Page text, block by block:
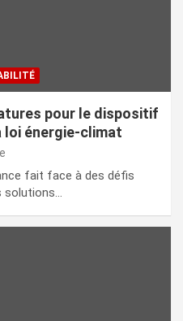
pour le dispositif
loi énergie-climat
fait face à des défis
solutions…